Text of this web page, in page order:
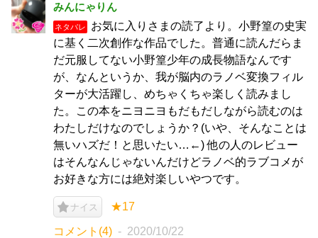
みんにゃりん
ネタバレ
お気に入りさまの読了より。小野篁の史実
に基く二次創作な作品でした。普通に読んだらま
だ元服してない小野篁少年の成長物語なんです
が、なんというか、我が脳内のラノベ変換フィル
ターが大活躍し、めちゃくちゃ楽しく読みまし
た。この本をニヨニヨもだもだしながら読むのは
わたしだけなのでしょうか？(いや、そんなことは
無いハズだ！と思いたい…←) 他の人のレビュー
はそんなんじゃないんだけどラノベ的ラブコメが
お好きな方には絶対楽しいやつです。
ナイス ★17
コメント(4) 2020/10/22